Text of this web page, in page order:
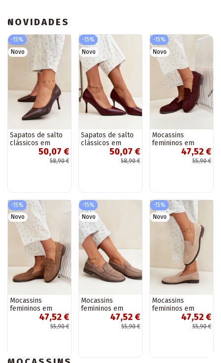
NOVIDADES
-15%
Novo
Sapatos de salto
clássicos em
couro sintético,
cor chocolate
50,07 €
58,90 €
-15%
Novo
Sapatos de salto
clássicos em
couro sintético,
cor bordô Nesha
50,07 €
58,90 €
-15%
Novo
Mocassins
femininos em
camurça sintética,
cor bordô Laisie
47,52 €
55,90 €
-15%
Novo
Mocassins
femininos em
camurça sintética,
cor castanho
47,52 €
55,90 €
-15%
Novo
Mocassins
femininos em
camurça sintética,
cor argila Laisie
47,52 €
55,90 €
-15%
Novo
Mocassins
femininos em
camurça sintética,
cor areia Laisie
47,52 €
55,90 €